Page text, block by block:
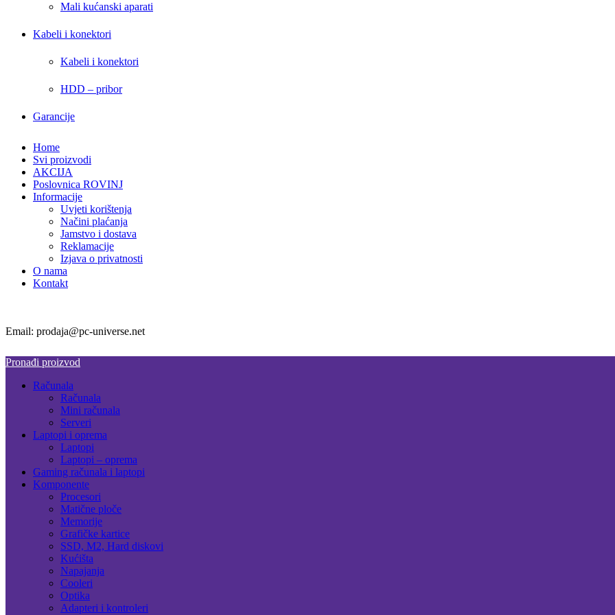
Mali kućanski aparati
Kabeli i konektori
Kabeli i konektori
HDD – pribor
Garancije
Home
Svi proizvodi
AKCIJA
Poslovnica ROVINJ
Informacije
Uvjeti korištenja
Načini plaćanja
Jamstvo i dostava
Reklamacije
Izjava o privatnosti
O nama
Kontakt
Email: prodaja@pc-universe.net
Pronađi proizvod
Računala
Računala
Mini računala
Serveri
Laptopi i oprema
Laptopi
Laptopi – oprema
Gaming računala i laptopi
Komponente
Procesori
Matične ploče
Memorije
Grafičke kartice
SSD, M2, Hard diskovi
Kućišta
Napajanja
Cooleri
Optika
Adapteri i kontroleri